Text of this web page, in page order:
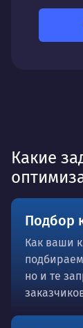
Какие
Подбор
Как ваши
но и те